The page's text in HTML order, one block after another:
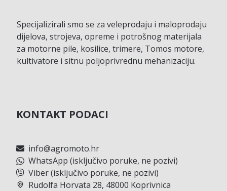
Specijalizirali smo se za veleprodaju i maloprodaju
dijelova, strojeva, opreme i potrošnog materijala
za motorne pile, kosilice, trimere, Tomos motore,
kultivatore i sitnu poljoprivrednu mehanizaciju.
KONTAKT PODACI
info@agromoto.hr
WhatsApp (isključivo poruke, ne pozivi)
Viber (isključivo poruke, ne pozivi)
Rudolfa Horvata 28, 48000 Koprivnica